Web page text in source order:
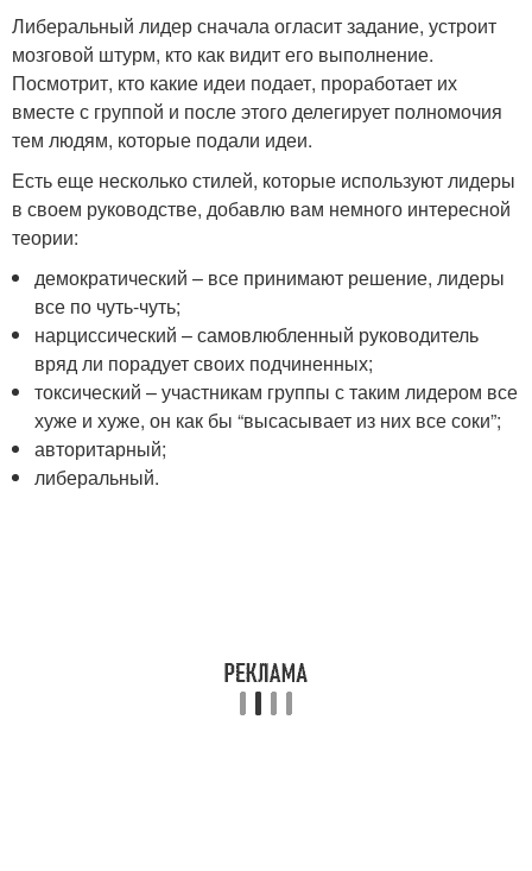
Либеральный лидер сначала огласит задание, устроит
мозговой штурм, кто как видит его выполнение.
Посмотрит, кто какие идеи подает, проработает их
вместе с группой и после этого делегирует полномочия
тем людям, которые подали идеи.
Есть еще несколько стилей, которые используют лидеры
в своем руководстве, добавлю вам немного интересной
теории:
демократический – все принимают решение, лидеры
все по чуть-чуть;
нарциссический – самовлюбленный руководитель
вряд ли порадует своих подчиненных;
токсический – участникам группы с таким лидером все
хуже и хуже, он как бы “высасывает из них все соки”;
авторитарный;
либеральный.